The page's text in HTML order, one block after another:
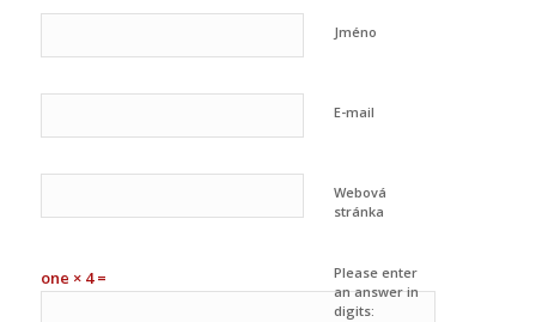
Jméno
E-mail
Webová
stránka
Please enter
an answer in
digits:
one × 4 =